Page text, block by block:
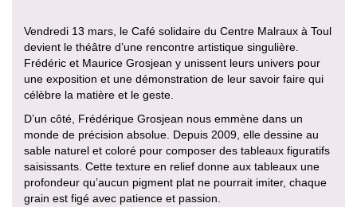
Vendredi 13 mars, le Café solidaire du Centre Malraux à Toul
devient le théâtre d’une rencontre artistique singulière.
Frédéric et Maurice Grosjean y unissent leurs univers pour
une exposition et une démonstration de leur savoir faire qui
célèbre la matière et le geste.
​D’un côté, Frédérique Grosjean nous emmène dans un
monde de précision absolue. Depuis 2009, elle dessine au
sable naturel et coloré pour composer des tableaux figuratifs
saisissants. Cette texture en relief donne aux tableaux une
profondeur qu’aucun pigment plat ne pourrait imiter, chaque
grain est figé avec patience et passion.